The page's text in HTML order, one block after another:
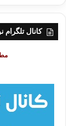
ر
کانال تلگرام